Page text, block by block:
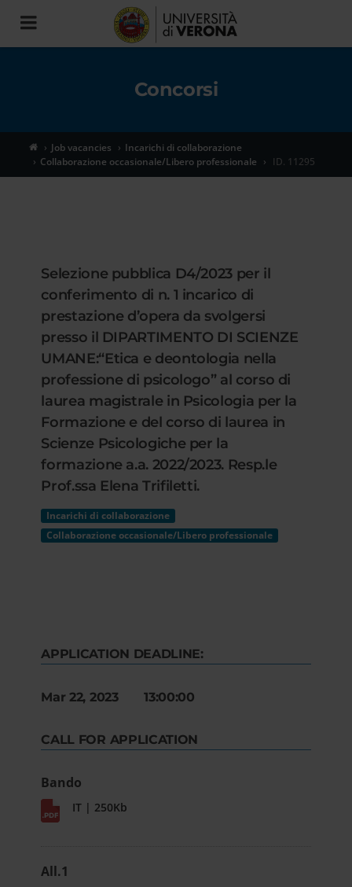
Toggle
navigation
Concorsi
Job vacancies
Incarichi di collaborazione
Collaborazione occasionale/Libero professionale
ID. 11295
Selezione pubblica D4/2023 per il
conferimento di n. 1 incarico di
prestazione d’opera da svolgersi
presso il DIPARTIMENTO DI SCIENZE
UMANE:“Etica e deontologia nella
professione di psicologo” al corso di
laurea magistrale in Psicologia per la
Formazione e del corso di laurea in
Scienze Psicologiche per la
formazione a.a. 2022/2023. Resp.le
Prof.ssa Elena Trifiletti.
Incarichi di collaborazione
Collaborazione occasionale/Libero professionale
APPLICATION DEADLINE:
Mar 22, 2023 13:00:00
CALL FOR APPLICATION
Bando
IT | 250Kb
All.1